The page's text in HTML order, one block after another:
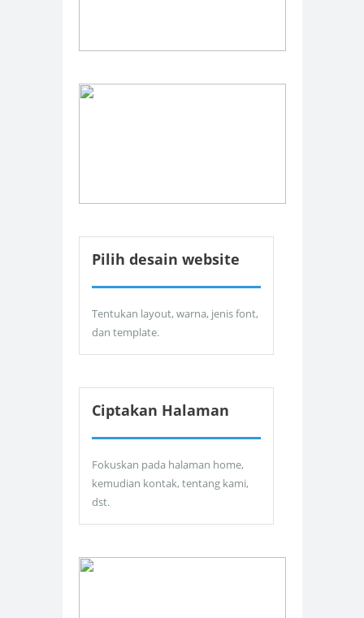
Pilih desain website
Tentukan layout, warna, jenis font,
dan template.
Ciptakan Halaman
Fokuskan pada halaman home,
kemudian kontak, tentang kami,
dst.